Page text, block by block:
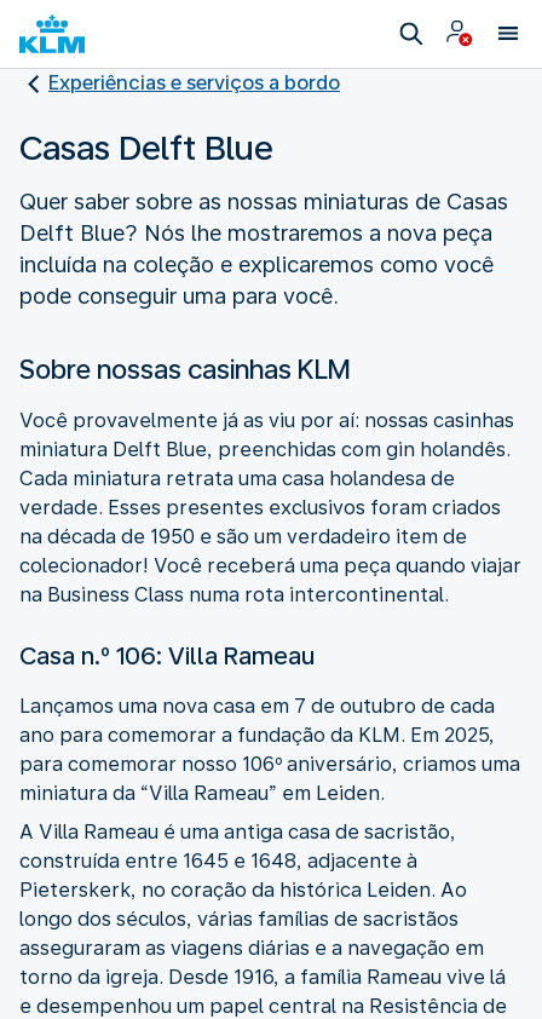
Experiências e serviços a bordo
Casas Delft Blue
Quer saber sobre as nossas miniaturas de Casas
Delft Blue? Nós lhe mostraremos a nova peça
incluída na coleção e explicaremos como você
pode conseguir uma para você.
Sobre nossas casinhas KLM
Você provavelmente já as viu por aí: nossas casinhas
miniatura Delft Blue, preenchidas com gin holandês.
Cada miniatura retrata uma casa holandesa de
verdade. Esses presentes exclusivos foram criados
na década de 1950 e são um verdadeiro item de
colecionador! Você receberá uma peça quando viajar
na Business Class numa rota intercontinental.
Casa n.º 106: Villa Rameau
Lançamos uma nova casa em 7 de outubro de cada
ano para comemorar a fundação da KLM. Em 2025,
para comemorar nosso 106º aniversário, criamos uma
miniatura da “Villa Rameau” em Leiden.
A Villa Rameau é uma antiga casa de sacristão,
construída entre 1645 e 1648, adjacente à
Pieterskerk, no coração da histórica Leiden. Ao
longo dos séculos, várias famílias de sacristãos
asseguraram as viagens diárias e a navegação em
torno da igreja. Desde 1916, a família Rameau vive lá
e desempenhou um papel central na Resistência de